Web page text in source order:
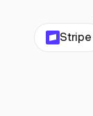
Stripe